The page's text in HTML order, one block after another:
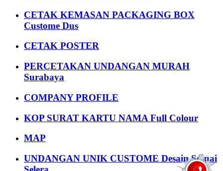
CETAK KEMASAN PACKAGING BOX
Custome Dus
CETAK POSTER
PERCETAKAN UNDANGAN MURAH
Surabaya
COMPANY PROFILE
KOP SURAT KARTU NAMA Full Colour
MAP
UNDANGAN UNIK CUSTOME Desain Sesuai